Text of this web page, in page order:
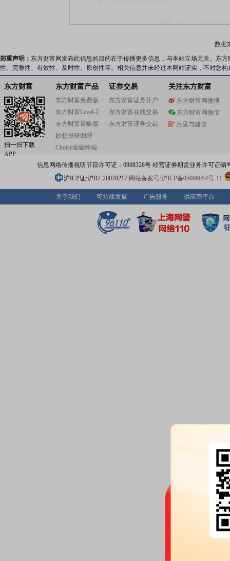
数据
郑重声明： 东方财富网发布此信息的目的在于传播更多信息，与本站立场无关。东
性、完整性、有效性、及时性、原创性等。相关信息并未经过本网站证实，不对您
东方财富
扫一扫下载
APP
东方财富产品
东方财富免费版
东方财富Level-2
东方财富策略版
妙想投研助理
Choice金融终端
证券交易
东方财富证券开户
东方财富在线交易
东方财富证券交易
关注东方财富
东方财富网微博
东方财富网微信
意见与建议
信息网络传播视听节目许可证：0908328号 经营证券期货业务许可证编
沪ICP证:沪B2-20070217 网站备案号:沪ICP备05006054号-11
关于我们 可持续发展 广告服务 供应商平台